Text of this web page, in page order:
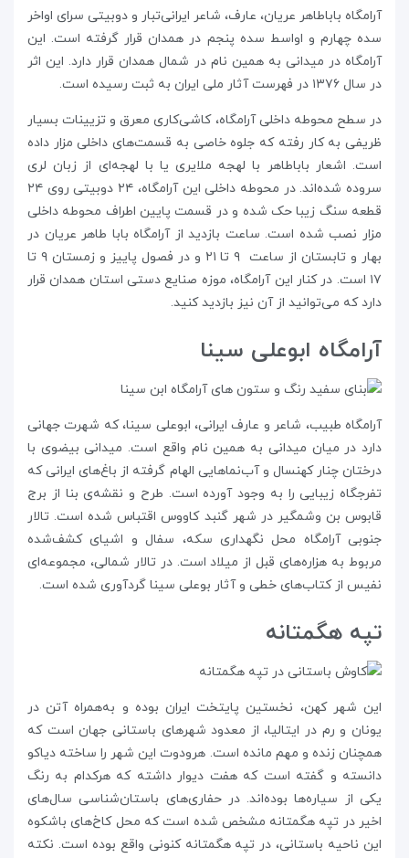
آرامگاه باباطاهر عریان، عارف، شاعر ایرانی‌تبار و دوبیتی سرای اواخر
سده چهارم و اواسط سده پنجم در همدان قرار گرفته است. این
آرامگاه در میدانی به همین نام در شمال همدان قرار دارد. این اثر
در سال ۱۳۷۶ در فهرست آثار ملی ایران به ثبت رسیده است.
در سطح محوطه‌ داخلی آرامگاه، کاشی‌کاری معرق و تزیینات بسیار
ظریفی به کار رفته که جلوه‌ خاصی به قسمت‌های داخلی مزار داده
است. اشعار باباطاهر با لهجه ملایری یا با لهجه‌ای از زبان لری
سروده شده‌اند. در محوطه داخلی این آرامگاه، ۲۴ دوبیتی روی ۲۴
قطعه سنگ زیبا حک شده و در قسمت پایین اطراف محوطه داخلی
مزار نصب شده است. ساعت بازدید از آرامگاه بابا طاهر عریان در
بهار و تابستان از ساعت ۹ تا ۲۱ و در فصول پاییز و زمستان ۹ تا
۱۷ است. در کنار این آرامگاه، موزه‌ صنایع دستی استان همدان قرار
دارد که می‌توانید از آن نیز بازدید کنید.
آرامگاه ابوعلی سینا
آرامگاه طبیب، شاعر و عارف ایرانی، ابوعلی سینا، که شهرت جهانی
دارد در میان میدانی به همین نام واقع است. میدانی بیضوی با
درختان چنار کهنسال و آب‌نماهایی الهام گرفته از باغ‌های ایرانی که
تفرجگاه زیبایی را به وجود آورده است. طرح و نقشه‌ی بنا از برج
قابوس بن وشمگیر در شهر گنبد کاووس اقتباس شده است. تالار
جنوبی آرامگاه محل نگهداری سکه، سفال و اشیای کشف‌شده‌
مربوط به هزاره‌های قبل از میلاد است. در تالار شمالی، مجموعه‌ای
نفیس از کتاب‌های خطی و آثار بوعلی سینا گردآوری شده است.
تپه هگمتانه
این شهر کهن، نخستین پایتخت ایران بوده و به‌همراه آتن در
یونان و رم در ایتالیا، از معدود شهرهای باستانی جهان است که
همچنان زنده و مهم مانده است. هرودوت این شهر را ساخته دیاکو
دانسته و گفته است که هفت دیوار داشته که هرکدام به رنگ
یکی از سیاره‌ها بوده‌اند. در حفاری‌های باستان‌شناسی سال‌های
اخیر در تپه‌ هگمتانه مشخص شده است که محل کاخ‌های باشکوه
این ناحیه باستانی، در تپه هگمتانه کنونی واقع بوده است. نکته‌